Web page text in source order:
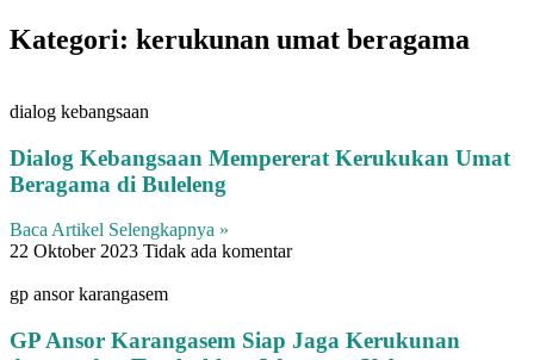
Kategori: kerukunan umat beragama
dialog kebangsaan
Dialog Kebangsaan Mempererat Kerukukan Umat
Beragama di Buleleng
Baca Artikel Selengkapnya »
22 Oktober 2023 Tidak ada komentar
gp ansor karangasem
GP Ansor Karangasem Siap Jaga Kerukunan